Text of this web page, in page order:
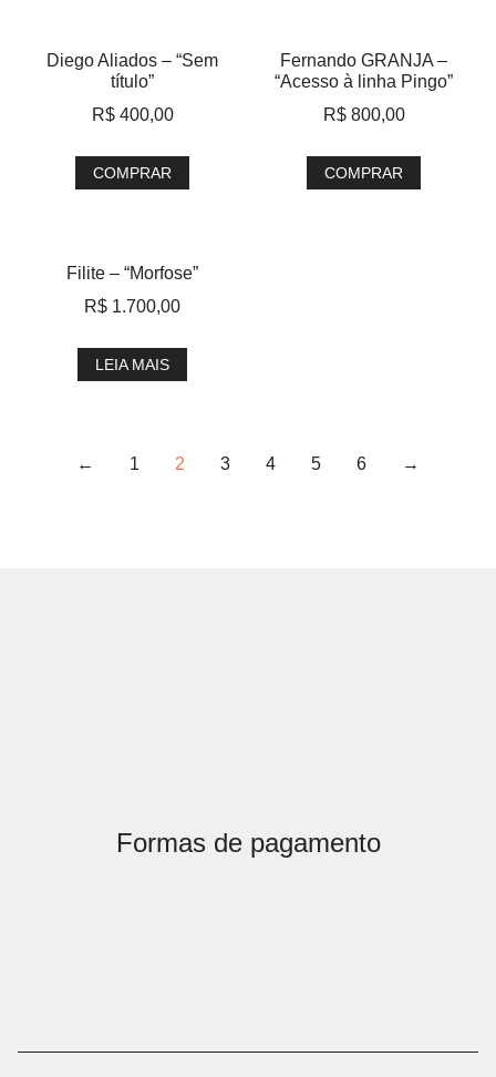
Diego Aliados – “Sem
título”
R$400,00
COMPRAR
Fernando GRANJA –
“Acesso à linha Pingo”
R$800,00
COMPRAR
Filite – “Morfose”
R$ 1.700,00
LEIA MAIS
← 1 2 3 4 5 6 →
Formas de pagamento